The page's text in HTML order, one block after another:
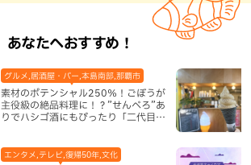
あなたへおすすめ！
素材のポテンシャル250％！ごぼうが
主役級の絶品料理に！？”せんべろ”あ
りでハシゴ酒にもぴったり「二代目ふ
グルメ,居酒屋・バー,本島南部,那覇市
エンタメ,テレビ,復帰50年,文化